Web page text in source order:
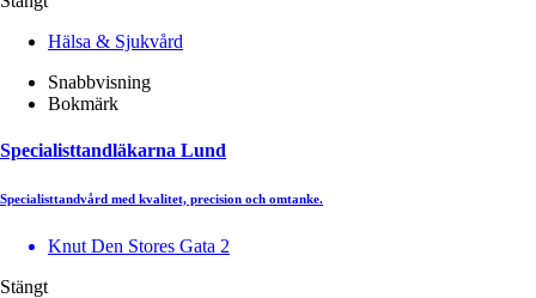
Hälsa & Sjukvård
Snabbvisning
Bokmärk
Specialisttandläkarna Lund
Specialisttandvård med kvalitet, precision och omtanke.
Knut Den Stores Gata 2
Stängt